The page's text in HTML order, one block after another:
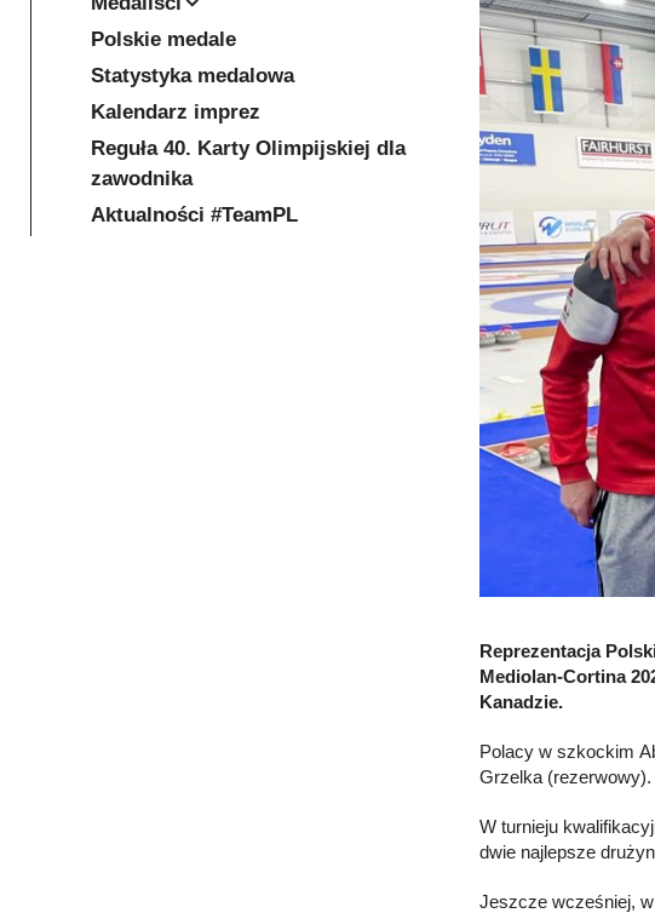
Reprezentacja
Mediolan-Cortina
Kanadzie.
Polacy w szkockim
Grzelka
W turnieju
dwie najlepsze
Jeszcze wcześniej,
Polskie medale
Statystyka medalowa
Kalendarz imprez
Reguła 40. Karty Olimpijskiej dla
zawodnika
Aktualności #TeamPL